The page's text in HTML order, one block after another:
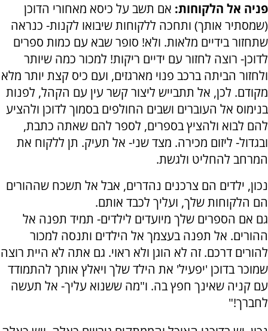
פניה אל הלקוחות: אם תשב על כיסא מאחורי הדוכן
(שמסתיר אותך) ותחכה ללקוחות שיבואו לקנות- כנראה
שתחזור בידיים מלאות. ולא! סופר שבא עם כמות ספרים
לדוכן- רוצה לחזור עם ידיים ריקות! למכור כמה שיותר
ולחזור הביתה ברכב פנוי מארגזים, ועם כיס קצת יותר מלא
מקודם. לכן, אל תתבייש ליצור קשר עין עם הקהל, לפנות
בנימוס אל העוברים ושבים החולפים בסמוך לדוכן ולהציע
להם לבוא ולהציץ בספרים, לספר להם שאתה כתבת,
ובגדול- ליזום מכירה. מצד שני- אל תעיק. תן ללקוח את
המרחב להחליט ולגשת.
נכון, ילדים הם צרכנים נהדרים, אבל אל תשכח שההורים
הם הלקוחות שלך, ועליך לכבד אותם.
גם אם הספרים שלך מיועדים לילדים- תמיד תפנה אל
ההורים. אל תפנה בעצמך אל הילדים ותנסה למכור
להורים דרכם. זה לא הוגן ולא ראוי. גם אתה לא היית רוצה
שמוכר בדוכן 'יפעיל' את הילד שלך ויאלץ אותך להתמודד
עם קניה שאינך חפץ בה. ו"מה ששנוא עליך- אל תעשה
לחברך!"